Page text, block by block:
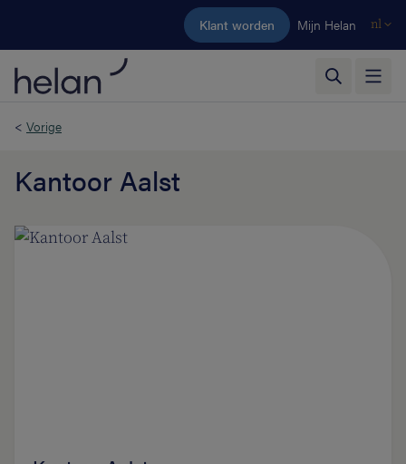
Ga naar de hoofdinhoud
Klant worden Mijn Helan nl
< Vorige
Kantoor Aalst